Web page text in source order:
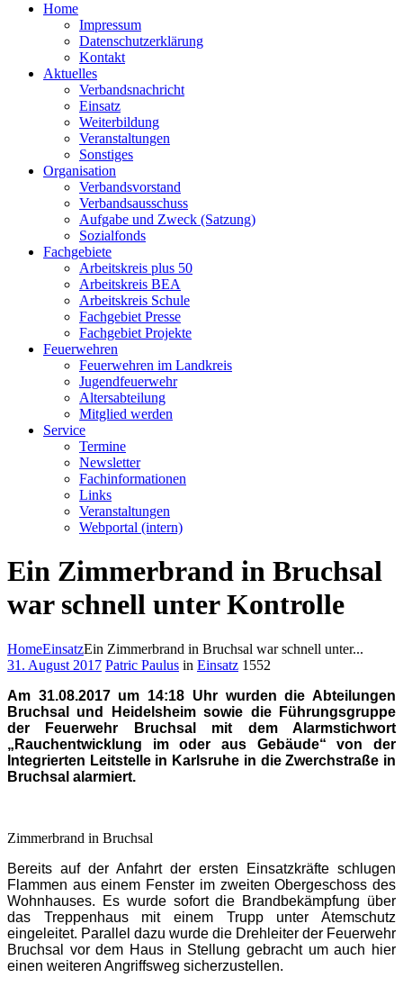
Home
Impressum
Datenschutzerklärung
Kontakt
Aktuelles
Verbandsnachricht
Einsatz
Weiterbildung
Veranstaltungen
Sonstiges
Organisation
Verbandsvorstand
Verbandsausschuss
Aufgabe und Zweck (Satzung)
Sozialfonds
Fachgebiete
Arbeitskreis plus 50
Arbeitskreis BEA
Arbeitskreis Schule
Fachgebiet Presse
Fachgebiet Projekte
Feuerwehren
Feuerwehren im Landkreis
Jugendfeuerwehr
Altersabteilung
Mitglied werden
Service
Termine
Newsletter
Fachinformationen
Links
Veranstaltungen
Webportal (intern)
Ein Zimmerbrand in Bruchsal
war schnell unter Kontrolle
HomeEinsatzEin Zimmerbrand in Bruchsal war schnell unter...
31. August 2017 Patric Paulus in Einsatz 1552
Am 31.08.2017 um 14:18 Uhr wurden die Abteilungen
Bruchsal und Heidelsheim sowie die Führungsgruppe
der Feuerwehr Bruchsal mit dem Alarmstichwort
„Rauchentwicklung im oder aus Gebäude“ von der
Integrierten Leitstelle in Karlsruhe in die Zwerchstraße in
Bruchsal alarmiert.
Zimmerbrand in Bruchsal
Bereits auf der Anfahrt der ersten Einsatzkräfte schlugen
Flammen aus einem Fenster im zweiten Obergeschoss des
Wohnhauses. Es wurde sofort die Brandbekämpfung über
das Treppenhaus mit einem Trupp unter Atemschutz
eingeleitet. Parallel dazu wurde die Drehleiter der Feuerwehr
Bruchsal vor dem Haus in Stellung gebracht um auch hier
einen weiteren Angriffsweg sicherzustellen.